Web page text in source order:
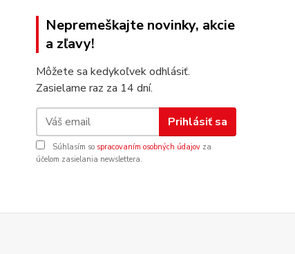
Nepremeškajte novinky, akcie
a zľavy!
Môžete sa kedykoľvek odhlásiť.
Zasielame raz za 14 dní.
Prihlásiť sa
Súhlasím so spracovaním osobných údajov za
účelom zasielania newslettera.